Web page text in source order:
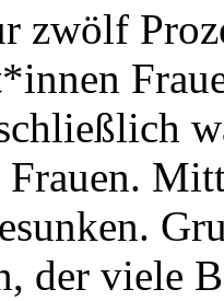
zwölf
der viele